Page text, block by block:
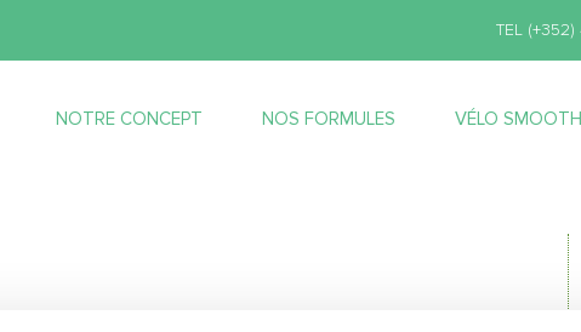
TEL
NOTRE CONCEPT NOS FORMULES VÉLO